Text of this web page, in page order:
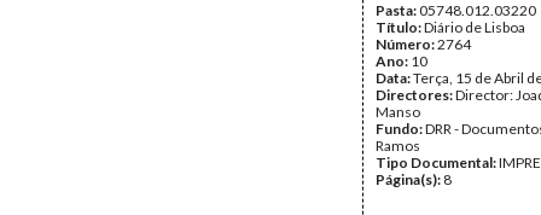
Pasta:05748.012.03220
Título:Diário de Lisboa
Número:2764
Ano: 10
Data:Terça, 15 de Abril
Directores:Director:
Manso
Fundo:DRR -
Ramos
Tipo Documental:
Página(s): 8